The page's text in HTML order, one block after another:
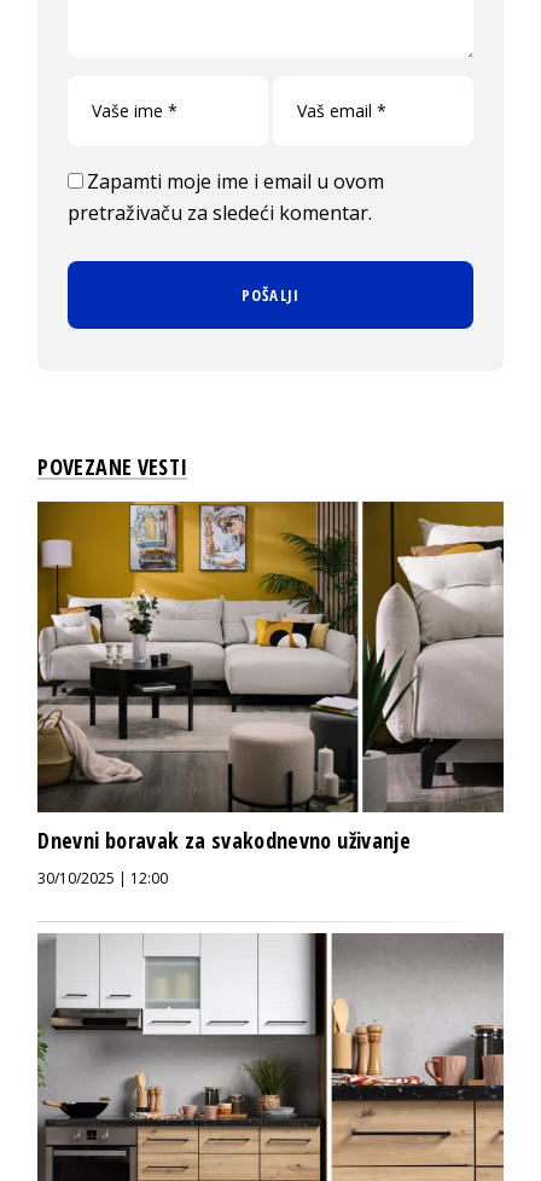
Zapamti moje ime i email u ovom
pretraživaču za sledeći komentar.
POVEZANE VESTI
Dnevni boravak za svakodnevno uživanje
30/10/2025 | 12:00